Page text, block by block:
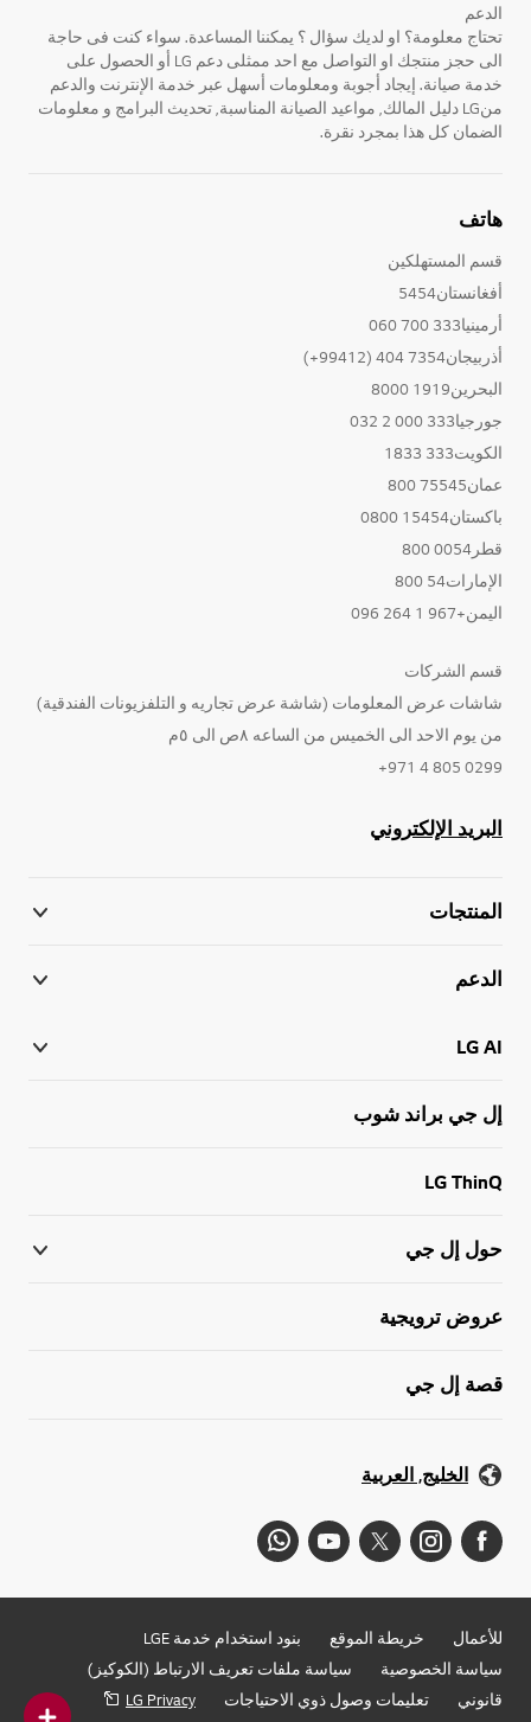
الدعم
تحتاج معلومة؟ او لديك سؤال ؟ يمكننا المساعدة. سواء كنت فى حاجة
الى حجز منتجك او التواصل مع احد ممثلى دعم LG أو الحصول على
خدمة صيانة. إيجاد أجوبة ومعلومات أسهل عبر خدمة الإنترنت والدعم
منLG دليل المالك, مواعيد الصيانة المناسبة, تحديث البرامج و معلومات
الضمان كل هذا بمجرد نقرة.
هاتف
قسم المستهلكين
أفغانستان5454
أرمينيا333 700 060
أذربيجان7354 404 (99412+)
البحرين1919 8000
جورجيا333 000 2 032
الكويت333 1833
عمان75545 800
باكستان15454 0800
قطر0054 800
الإمارات54 800
اليمن+967 1 264 096
قسم الشركات
شاشات عرض المعلومات (شاشة عرض تجاريه و التلفزيونات الفندقية)
من يوم الاحد الى الخميس من الساعه ٨ص الى ٥م
0299 805 4 971+
البريد الإلكتروني
المنتجات
الدعم
LG AI
إل جي براند شوب
LG ThinQ
حول إل جي
عروض ترويجية
قصة إل جي
الخليج, العربية
للأعمال خريطة الموقع
بنود استخدام خدمة LGE
سياسة الخصوصية
سياسة ملفات تعريف الارتباط (الكوكيز)
قانوني
تعليمات وصول ذوي الاحتياجات LG Privacy